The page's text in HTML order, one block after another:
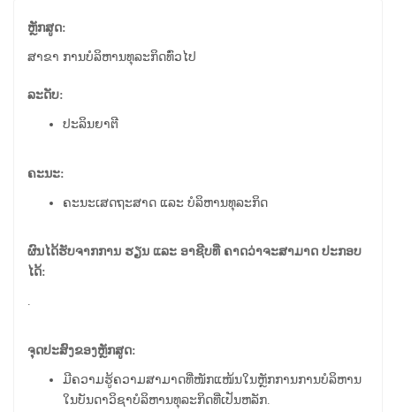
ຫຼັກສູດ:
ສາຂາ ການບໍລິຫານທຸລະກິດທົ່ວໄປ
ລະດັບ:
ປະລິນຍາຕີ
ຄະນະ:
ຄະນະເສດຖະສາດ ແລະ ບໍລິຫານທຸລະກິດ
ຜົນໄດ້ຮັບຈາກການ ຮຽນ ແລະ ອາຊີບທີ່ ຄາດວ່າຈະສາມາດ ປະກອບ
ໄດ້:
.
ຈຸດປະສົງຂອງຫຼັກສູດ:
ມີຄວາມຮູ້ຄວາມສາມາດທີ່ໜັກແໜ້ນໃນຫຼັກການການບໍລິຫານ
ໃນບັນດາວິຊາບໍລິຫານທຸລະກິດທີ່ເປັນຫລັກ.